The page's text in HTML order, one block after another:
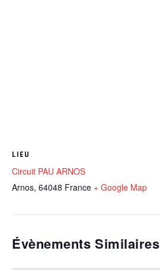
LIEU
Circuit PAU ARNOS
Arnos, 64048 France + Google Map
Évènements Similaires